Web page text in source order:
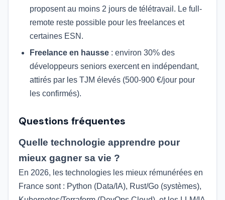
proposent au moins 2 jours de télétravail. Le full-
remote reste possible pour les freelances et
certaines ESN.
Freelance en hausse : environ 30% des
développeurs seniors exercent en indépendant,
attirés par les TJM élevés (500-900 €/jour pour
les confirmés).
Questions fréquentes
Quelle technologie apprendre pour
mieux gagner sa vie ?
En 2026, les technologies les mieux rémunérées en
France sont : Python (Data/IA), Rust/Go (systèmes),